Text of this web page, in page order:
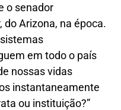
o senador
do Arizona, na época.
em todo o país
nossas vidas
instantaneamente
ou instituição?”